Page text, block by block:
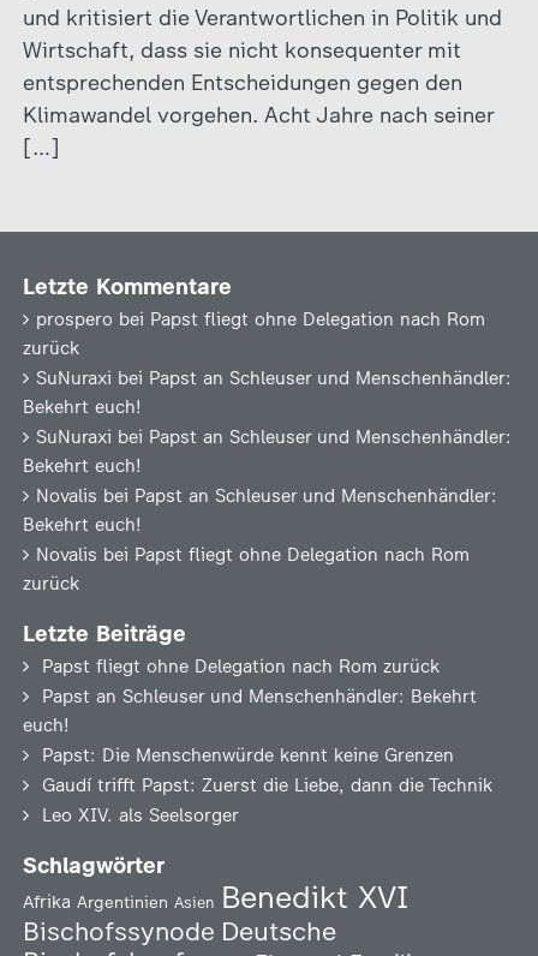
und kritisiert die Verantwortlichen in Politik und
Wirtschaft, dass sie nicht konsequenter mit
entsprechenden Entscheidungen gegen den
Klimawandel vorgehen. Acht Jahre nach seiner
[…]
Letzte Kommentare
prospero bei Papst fliegt ohne Delegation nach Rom
zurück
SuNuraxi bei Papst an Schleuser und Menschenhändler:
Bekehrt euch!
SuNuraxi bei Papst an Schleuser und Menschenhändler:
Bekehrt euch!
Novalis bei Papst an Schleuser und Menschenhändler:
Bekehrt euch!
Novalis bei Papst fliegt ohne Delegation nach Rom
zurück
Letzte Beiträge
Papst fliegt ohne Delegation nach Rom zurück
Papst an Schleuser und Menschenhändler: Bekehrt
euch!
Papst: Die Menschenwürde kennt keine Grenzen
Gaudí trifft Papst: Zuerst die Liebe, dann die Technik
Leo XIV. als Seelsorger
Schlagwörter
Afrika Argentinien Asien Benedikt XVI
Bischofssynode Deutsche